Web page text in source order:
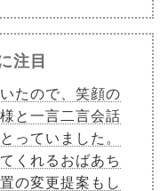
注目
たので、笑顔の
と一言二言会話
っていました。
くれるおばあち
の変更提案もし